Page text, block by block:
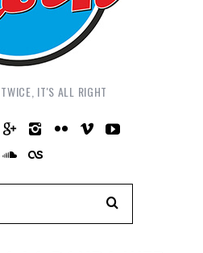
IT'S ALL RIGHT